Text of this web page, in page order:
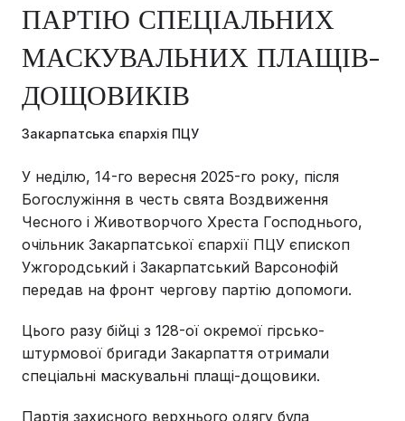
ПАРТІЮ СПЕЦІАЛЬНИХ
МАСКУВАЛЬНИХ ПЛАЩІВ-
ДОЩОВИКІВ
Закарпатська єпархія ПЦУ
У неділю, 14-го вересня 2025-го року, після
Богослужіння в честь свята Воздвиження
Чесного і Животворчого Хреста Господнього,
очільник Закарпатської єпархії ПЦУ єпископ
Ужгородський і Закарпатський Варсонофій
передав на фронт чергову партію допомоги.
Цього разу бійці з 128-ої окремої гірсько-
штурмової бригади Закарпаття отримали
спеціальні маскувальні плащі-дощовики.
Партія захисного верхнього одягу була